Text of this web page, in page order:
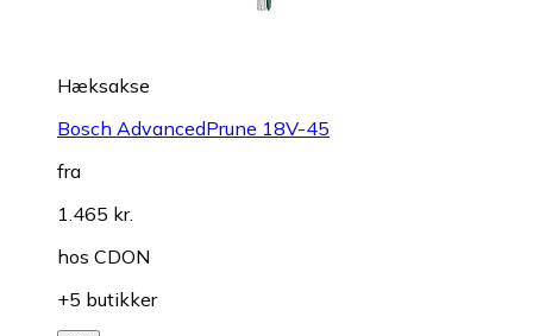
Hæksakse
Bosch AdvancedPrune 18V-45
fra
1.465 kr.
hos CDON
+5 butikker